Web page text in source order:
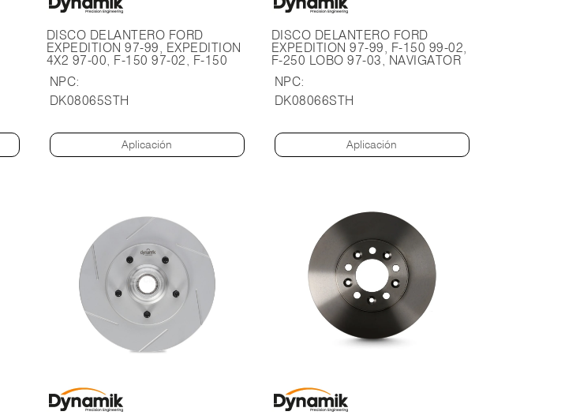
DISCO DELANTERO FORD
EXPEDITION 97-99, EXPEDITION
4X2 97-00, F-150 97-02, F-150
LOBO 03-03, F-250 LOBO 97-03,
NAVIGATOR 98-00, NAVIGATOR
4X2 98-01
NPC:
DK08065STH
Aplicación
DISCO DELANTERO FORD
EXPEDITION 97-99, F-150 99-02,
F-250 LOBO 97-03, NAVIGATOR
98-00. CON ABS EN LAS 4
RUEDAS DISCO PARA BIRLOS DE
12MM.
NPC:
DK08066STH
Aplicación